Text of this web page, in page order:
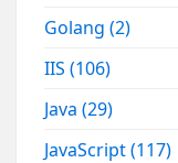
Golang(2)
IIS(106)
Java(29)
JavaScript(117)